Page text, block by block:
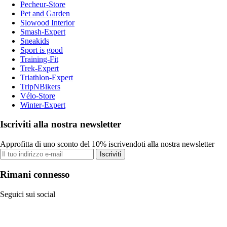
Pecheur-Store
Pet and Garden
Slowood Interior
Smash-Expert
Sneakids
Sport is good
Training-Fit
Trek-Expert
Triathlon-Expert
TripNBikers
Vélo-Store
Winter-Expert
Iscriviti alla nostra newsletter
Approfitta di uno sconto del 10% iscrivendoti alla nostra newsletter
Iscriviti
Rimani connesso
Seguici sui social